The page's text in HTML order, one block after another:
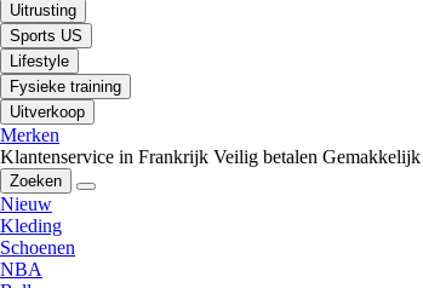
Uitrusting
Sports US
Lifestyle
Fysieke training
Uitverkoop
Merken
Klantenservice in Frankrijk Veilig betalen Gemakkelijk
Zoeken
Nieuw
Kleding
Schoenen
NBA